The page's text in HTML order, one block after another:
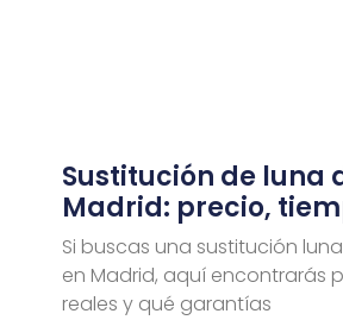
Sustitución de luna
Madrid: precio,
Si buscas una sustitución
en Madrid, aquí encontrarás
reales y qué garantías